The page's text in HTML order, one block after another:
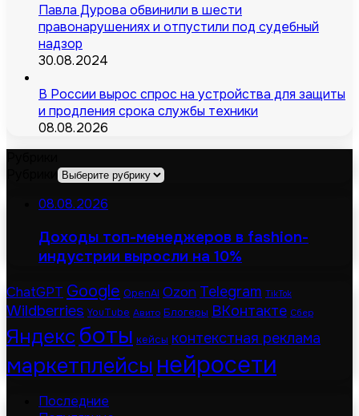
Павла Дурова обвинили в шести
правонарушениях и отпустили под судебный
надзор
30.08.2024
В России вырос спрос на устройства для защиты
и продления срока службы техники
08.08.2026
08.08.2026
Доходы топ-менеджеров в fashion-
индустрии выросли на 10%
ChatGPT Google OpenAI Ozon Telegram TikTok
Wildberries YouTube Авито Блогеры ВКонтакте Сбер
Яндексботы кейсы контекстная реклама
маркетплейсы нейросети
Последние